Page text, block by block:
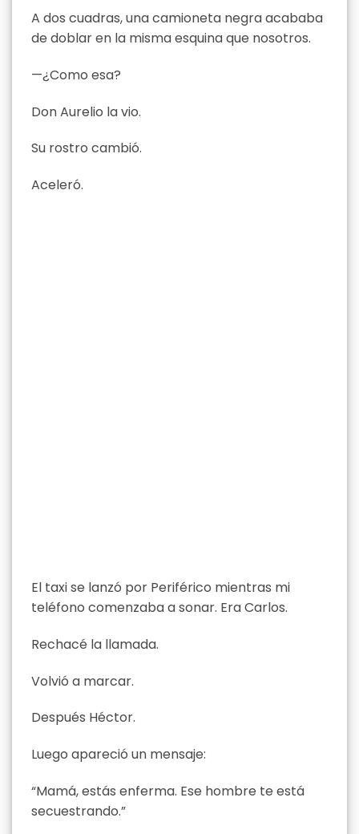
A dos cuadras, una camioneta negra acababa
de doblar en la misma esquina que nosotros.
—¿Como esa?
Don Aurelio la vio.
Su rostro cambió.
Aceleró.
El taxi se lanzó por Periférico mientras mi
teléfono comenzaba a sonar. Era Carlos.
Rechacé la llamada.
Volvió a marcar.
Después Héctor.
Luego apareció un mensaje:
“Mamá, estás enferma. Ese hombre te está
secuestrando.”